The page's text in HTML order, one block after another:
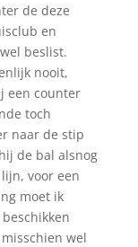
de deze
en
beslist.
nooit,
een counter
toch
naar de stip
de bal alsnog
voor een
moet ik
wel